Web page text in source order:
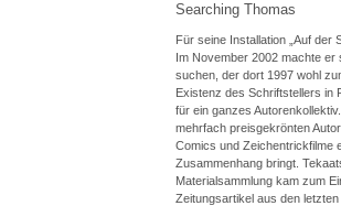
Searching Thomas
Für seine Installation „Auf der
Im November 2002 machte
suchen, der dort 1997 wohl
Existenz des Schriftstellers in
für ein ganzes
mehrfach preisgekrönten
Comics und Zeichentrickfilme
Zusammenhang bringt.
Materialsammlung kam zum
Zeitungsartikel aus den